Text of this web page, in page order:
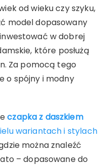
od wieku czy szyku,
model dopasowany
w dobrej
które posłużą
Za pomocą tego
o spójny i modny
czapka z daszkiem
wariantach i stylach
można znaleźć
– dopasowane do